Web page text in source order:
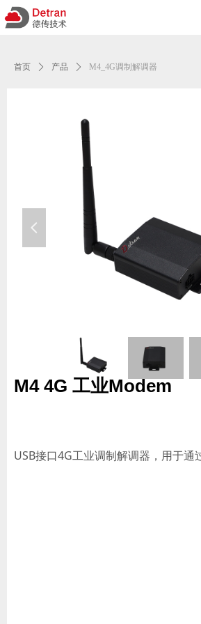
넳
M4 4G 工业Modem
USB接口4G工业调制解调器，用于通
首页 ꄲ 产品 ꄲ M4_4G调制解调器